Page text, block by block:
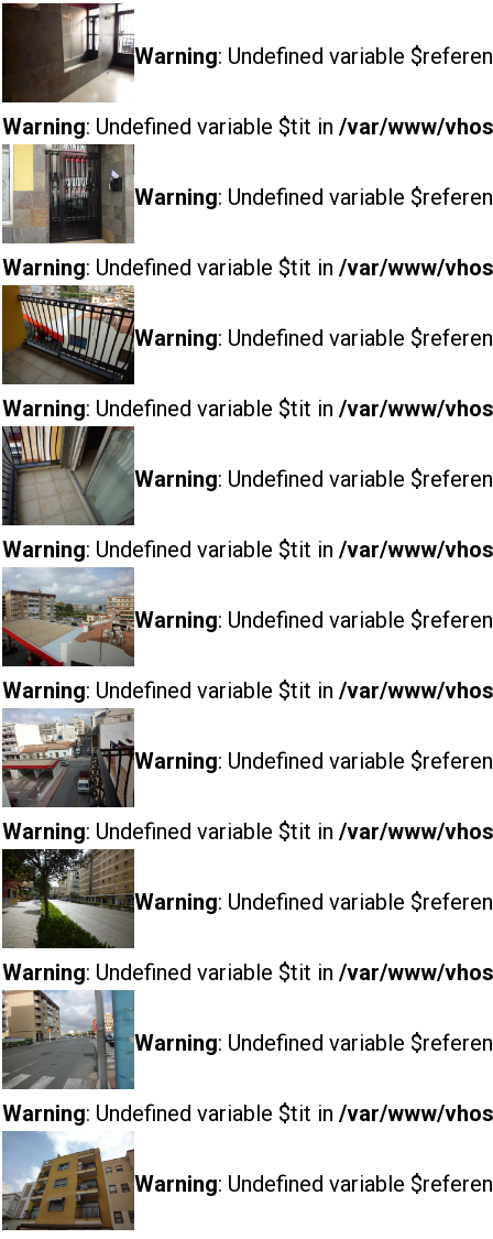
Warning: Undefined variable
Warning: Undefined variable $tit in /var/www/
Warning: Undefined variable
Warning: Undefined variable $tit in /var/www/
Warning: Undefined variable
Warning: Undefined variable $tit in /var/www/
Warning: Undefined variable
Warning: Undefined variable $tit in /var/www/
Warning: Undefined variable
Warning: Undefined variable $tit in /var/www/
Warning: Undefined variable
Warning: Undefined variable $tit in /var/www/
Warning: Undefined variable
Warning: Undefined variable $tit in /var/www/
Warning: Undefined variable
Warning: Undefined variable $tit in /var/www/
Warning: Undefined variable